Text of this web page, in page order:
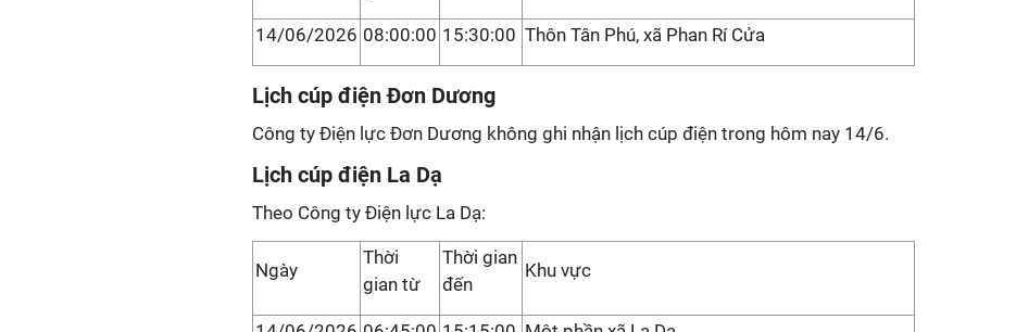
14/06/2026 08:00:00 15:30:00 Thôn Tân Phú, xã Phan Rí Cửa
Lịch cúp điện Đơn Dương
Công ty Điện lực Đơn Dương không ghi nhận lịch cúp điện trong hôm nay 14/6.
Lịch cúp điện La Dạ
Theo Công ty Điện lực La Dạ:
Ngày
Thời
gian từ
Thời gian
đến
Khu vực